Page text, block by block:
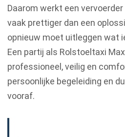
Daarom werkt een
vaak prettiger dan een
opnieuw moet uitleggen wat
Een partij als Rolstoeltaxi
professioneel, veilig en
persoonlijke begeleiding en
vooraf.